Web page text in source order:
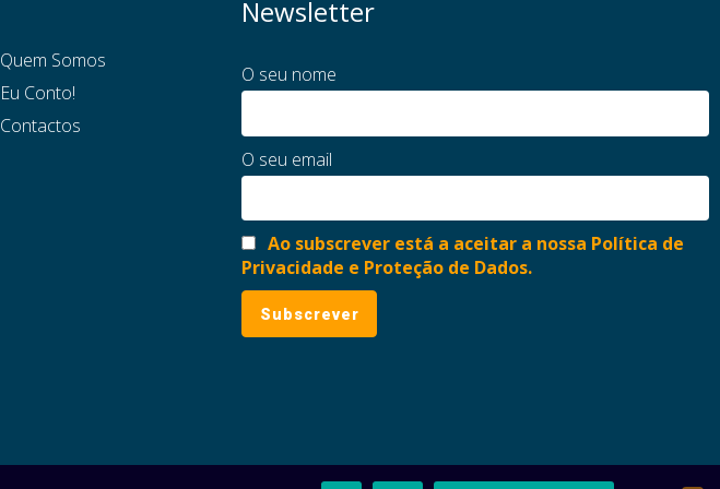
Quem Somos
Eu Conto!
Contactos
Newsletter
O seu nome
O seu email
Ao subscrever está a aceitar a nossa Política de
Privacidade e Proteção de Dados.